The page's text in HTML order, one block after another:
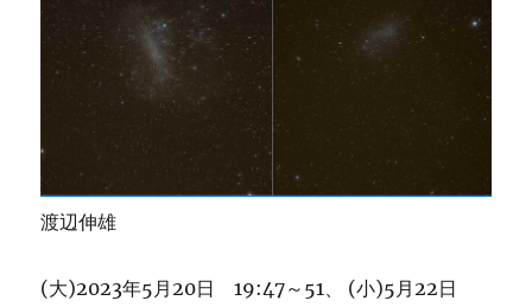
渡辺伸雄
(大)2023年5月20日 19:47～51、 (小)5月22日